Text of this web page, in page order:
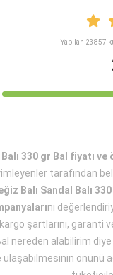
Yapılan 23857
330 gr Bal fiyatı
tarafından
Balı Sandal Balı
nı
şartlarını, garanti
nereden alabilirim
önünü